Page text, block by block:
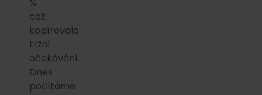
což
kopírovalo
tržní
očekávání.
Dnes
počítáme